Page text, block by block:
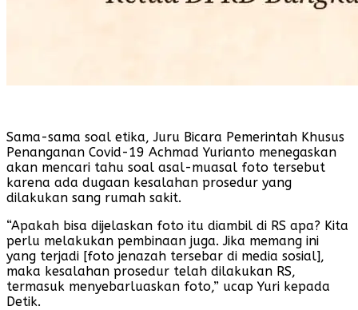
Sama-sama soal etika, Juru Bicara Pemerintah Khusus
Penanganan Covid-19 Achmad Yurianto menegaskan
akan mencari tahu soal asal-muasal foto tersebut
karena ada dugaan kesalahan prosedur yang
dilakukan sang rumah sakit.
“Apakah bisa dijelaskan foto itu diambil di RS apa? Kita
perlu melakukan pembinaan juga. Jika memang ini
yang terjadi [foto jenazah tersebar di media sosial],
maka kesalahan prosedur telah dilakukan RS,
termasuk menyebarluaskan foto,” ucap Yuri kepada
Detik.